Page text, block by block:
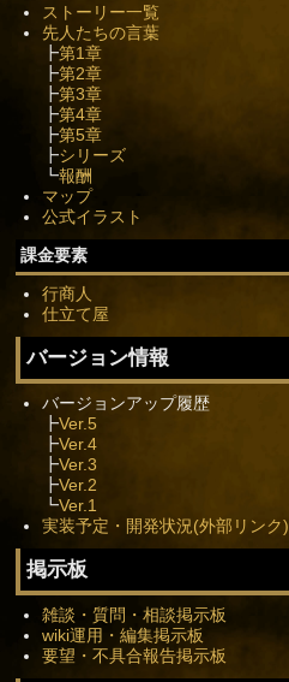
ストーリー一覧
先人たちの言葉
┣第1章
┣第2章
┣第3章
┣第4章
┣第5章
┣シリーズ
┗報酬
マップ
公式イラスト
課金要素
行商人
仕立て屋
バージョン情報
バージョンアップ履歴
┣Ver.5
┣Ver.4
┣Ver.3
┣Ver.2
┗Ver.1
実装予定・開発状況(外部リンク)
掲示板
雑談・質問・相談掲示板
wiki運用・編集掲示板
要望・不具合報告掲示板